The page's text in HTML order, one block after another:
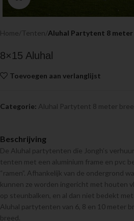
Home Tenten Aluhal Partytent 8 meter
8×15 Aluhal
Toevoegen aan verlanglijst
Categorie: Aluhal Partytent 8 meter
Beschrijving
De Aluhal partytenten die Jongh’s
tenten met een aluminium frame en pvc
“ramen”. Afhankelijk van de ondergrond
kunnen ze worden ingericht met houten
op steunbalken, en al dan niet bedekt
Aluhal partytenten van 6, 8 en 10 meter
breed.